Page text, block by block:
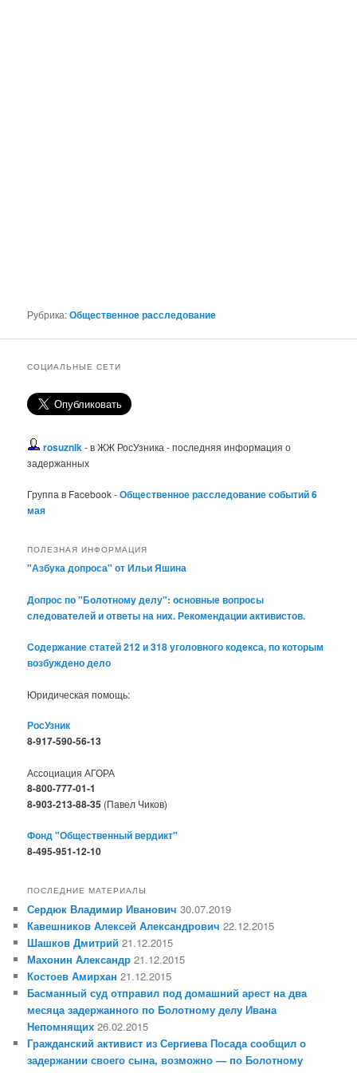
Рубрика:Общественное расследование
СОЦИАЛЬНЫЕ СЕТИ
rosuznik- в ЖЖ РосУзника - последняя информация о
задержанных
Группа в Facebook -Общественное расследование событий 6
мая
ПОЛЕЗНАЯ ИНФОРМАЦИЯ
"Азбука допроса" от Ильи Яшина
Допрос по "Болотному делу": основные вопросы
следователей и ответы на них. Рекомендации активистов.
Содержание статей 212 и 318 уголовного кодекса, по которым
возбуждено дело
Юридическая помощь:
РосУзник
8-917-590-56-13
Ассоциация АГОРА
8-800-777-01-1
8-903-213-88-35 (Павел Чиков)
Фонд "Общественный вердикт"
8-495-951-12-10
ПОСЛЕДНИЕ МАТЕРИАЛЫ
Сердюк Владимир Иванович 30.07.2019
Кавешников Алексей Александрович 22.12.2015
Шашков Дмитрий 21.12.2015
Махонин Александр 21.12.2015
Костоев Амирхан 21.12.2015
Басманный суд отправил под домашний арест на два
месяца задержанного по Болотному делу Ивана
Непомнящих 26.02.2015
Гражданский активист из Сергиева Посада сообщил о
задержании своего сына, возможно — по Болотному